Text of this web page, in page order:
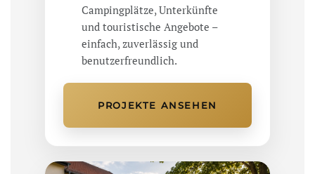
Campingplätze, Unterkünfte
und touristische Angebote –
einfach, zuverlässig und
benutzerfreundlich.
PROJEKTE ANSEHEN